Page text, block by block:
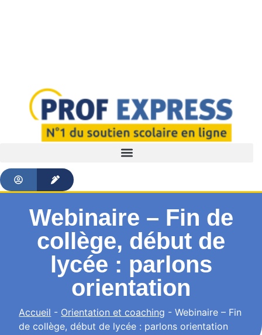
Webinaire – Fin de
collège, début de
lycée : parlons
orientation
Accueil - Orientation et coaching -Webinaire – Fin
de collège, début de lycée : parlons orientation